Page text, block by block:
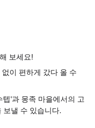
보세요!
이 편하게 갔다 올 수
'과 몽족 마을에서의 고
보낼 수 있습니다.